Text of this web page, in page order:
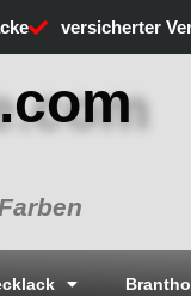
versicherter